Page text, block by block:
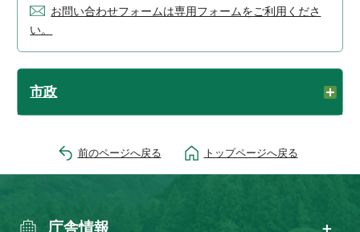
お問い合わせフォームは専用フォームをご利用くださ
い。
市政
前のページへ戻る トップページへ戻る
庁舎情報